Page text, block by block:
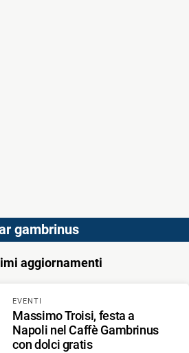
gambrinus
aggiornamenti
EVENTI
Massimo Troisi, festa a
Napoli nel Caffè Gambrinus
con dolci gratis